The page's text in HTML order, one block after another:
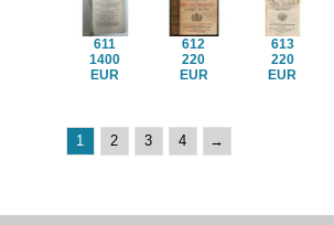
611
1400
EUR
612
220
EUR
613
220
EUR
1 2 3 4 →